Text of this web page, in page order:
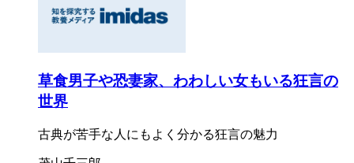
草食男子や恐妻家、わわしい女もいる狂言の
世界
古典が苦手な人にもよく分かる狂言の魅力